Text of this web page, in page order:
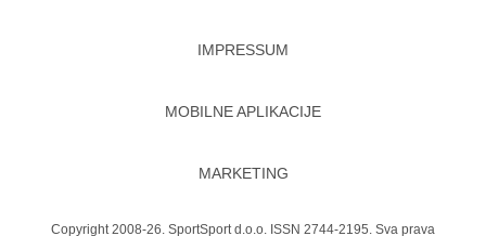
IMPRESSUM
MOBILNE APLIKACIJE
MARKETING
Copyright 2008-26. SportSport d.o.o. ISSN 2744-2195. Sva prava